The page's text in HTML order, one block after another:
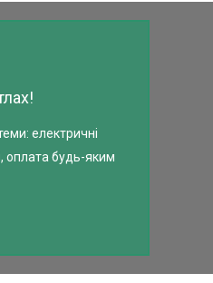
електричні
оплата будь-яким